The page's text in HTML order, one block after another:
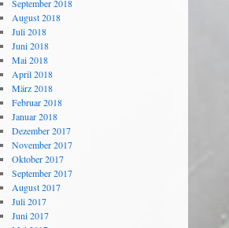
September 2018
August 2018
Juli 2018
Juni 2018
Mai 2018
April 2018
März 2018
Februar 2018
Januar 2018
Dezember 2017
November 2017
Oktober 2017
September 2017
August 2017
Juli 2017
Juni 2017